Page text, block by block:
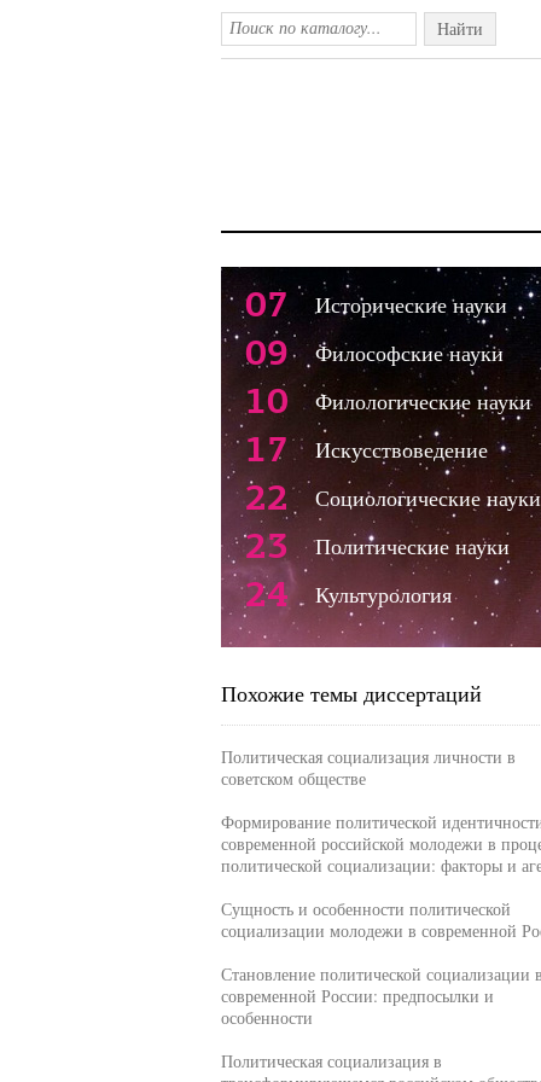
Найти
07 Исторические науки
09 Философские науки
10 Филологические науки
17 Искусствоведение
22 Социологические науки
23 Политические науки
24 Культурология
Похожие темы диссертаций
Политическая социализация личности в
советском обществе
Формирование политической
современной российской молодежи в
политической социализации: факторы и
Сущность и особенности политической
социализации молодежи в современной
Становление политической социализации в
современной России: предпосылки и
особенности
Политическая социализация в